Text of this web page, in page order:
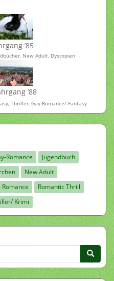
’85
New Adult, Dystopien
’88
Thriller, Gay-Romance/-Fantasy
Romance
Jugendbuch
New Adult
Romance
Romantic Thrill
Krimi